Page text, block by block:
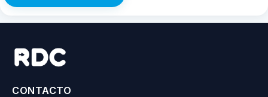
CONTACTO